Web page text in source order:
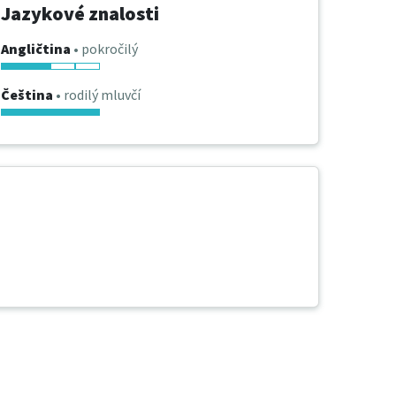
Jazykové znalosti
Angličtina • pokročilý
Čeština • rodilý mluvčí